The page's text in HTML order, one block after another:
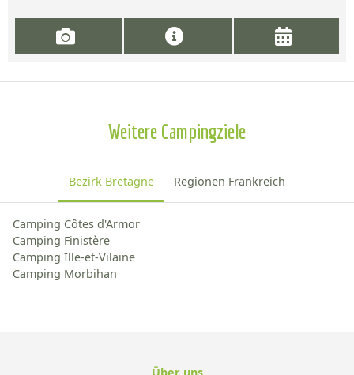
Weitere Campingziele
Bezirk Bretagne Regionen Frankreich
Camping Côtes d'Armor
Camping Finistère
Camping Ille-et-Vilaine
Camping Morbihan